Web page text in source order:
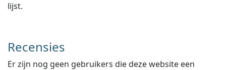
lijst.
Recensies
Er zijn nog geen gebruikers die deze website een